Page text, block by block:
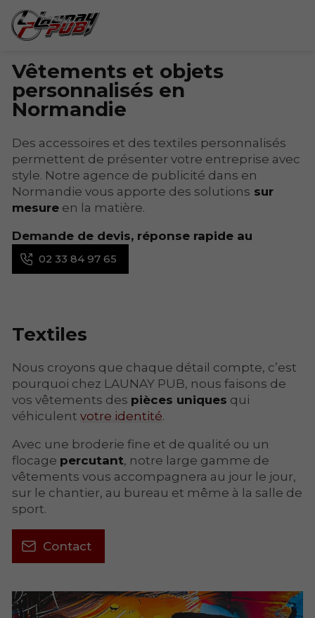
Vêtements et objets
personnalisés en
Normandie
Des accessoires et des textiles personnalisés
permettent de présenter votre entreprise avec
style. Notre agence de publicité dans en
Normandie vous apporte des solutions sur
mesure en la matière.
Demande de devis, réponse rapide au
02 33 84 97 65
Textiles
Nous croyons que chaque détail compte, c’est
pourquoi chez LAUNAY PUB, nous faisons de
vos vêtements des pièces uniques qui
véhiculent votre identité.
Avec une broderie fine et de qualité ou un
flocage percutant, notre large gamme de
vêtements vous accompagnera au jour le jour,
sur le chantier, au bureau et même à la salle de
sport.
Contact